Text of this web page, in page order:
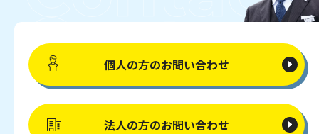
個人の方のお問い合わせ
法人の方のお問い合わせ